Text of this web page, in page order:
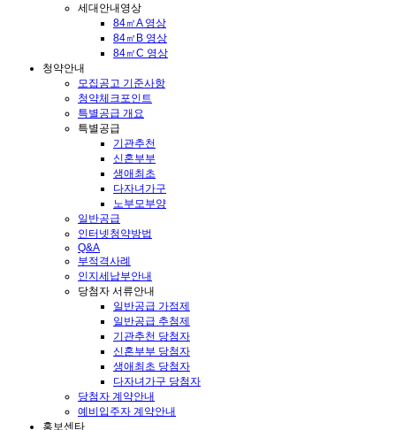
세대안내영상
84㎡A 영상
84㎡B 영상
84㎡C 영상
청약안내
모집공고 기준사항
청약체크포인트
특별공급 개요
특별공급
기관추천
신혼부부
생애최초
다자녀가구
노부모부양
일반공급
인터넷청약방법
Q&A
부적격사례
인지세납부안내
당첨자 서류안내
일반공급 가점제
일반공급 추첨제
기관추천 당첨자
신혼부부 당첨자
생애최초 당첨자
다자녀가구 당첨자
당첨자 계약안내
예비입주자 계약안내
홍보센타